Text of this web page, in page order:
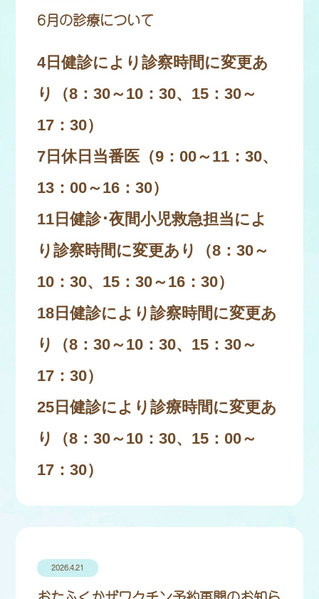
6月の診療について
4日健診により診察時間に変更あ
り（8：30～10：30、15：30～
17：30）
7日休日当番医（9：00～11：30、
13：00～16：30）
11日健診･夜間小児救急担当によ
り診察時間に変更あり（8：30～
10：30、15：30～16：30）
18日健診により診察時間に変更あ
り（8：30～10：30、15：30～
17：30）
25日健診により診療時間に変更あ
り（8：30～10：30、15：00～
17：30）
2026.4.21